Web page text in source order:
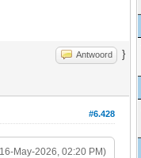
Antwoord }
#6.428
May-2026, 02:20 PM)